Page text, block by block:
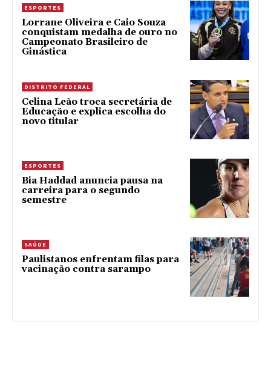
ESPORTES
Lorrane Oliveira e Caio Souza
conquistam medalha de ouro no
Campeonato Brasileiro de
Ginástica
DISTRITO FEDERAL
Celina Leão troca secretária de
Educação e explica escolha do
novo titular
ESPORTES
Bia Haddad anuncia pausa na
carreira para o segundo
semestre
SAÚDE
Paulistanos enfrentam filas para
vacinação contra sarampo